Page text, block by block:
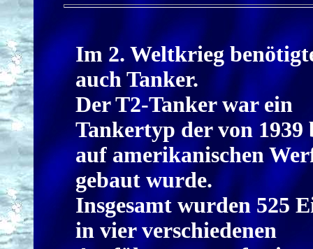
Im 2. Weltkrieg
auch Tanker.
Der T2-Tanker war ein
Tankertyp der von 1939
auf amerikanischen
gebaut wurde.
Insgesamt wurden 525
in vier verschiedenen